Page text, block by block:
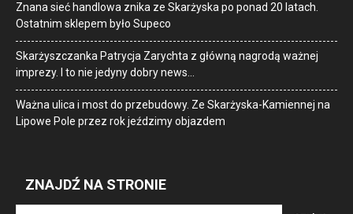
Znana sieć handlowa znika ze Skarżyska po ponad 20 latach.
Ostatnim sklepem było Supeco
Skarżyszczanka Patrycja Zarychta z główną nagrodą ważnej
imprezy. I to nie jedyny dobry news…
Ważna ulica i most do przebudowy. Ze Skarżyska-Kamiennej na
Lipowe Pole przez rok jeździmy objazdem
ZNAJDŹ NA STRONIE